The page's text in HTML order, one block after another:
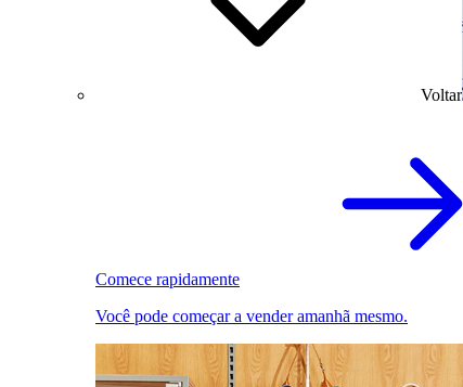
Voltar
Comece rapidamente
Você pode começar a vender amanhã mesmo.